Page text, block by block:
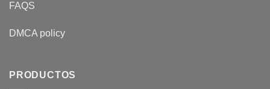
FAQS
DMCA policy
PRODUCTOS